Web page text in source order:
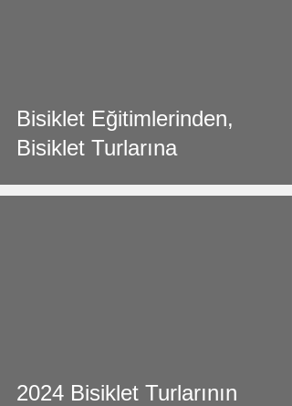
Bisiklet Eğitimlerinden,
Bisiklet Turlarına
2024 Bisiklet Turlarının